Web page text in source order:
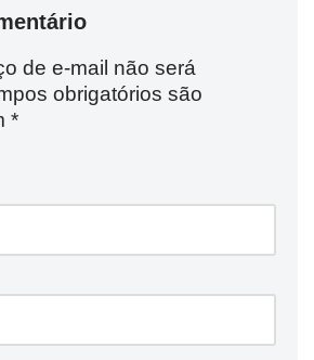
de e-mail não será
obrigatórios são
*